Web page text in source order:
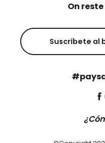
On
Suscríbete al